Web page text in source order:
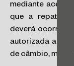
mediante
que a
deverá ocorrer
autorizada a
de câmbio,